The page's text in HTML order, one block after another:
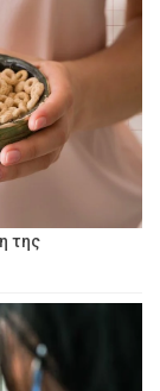
της